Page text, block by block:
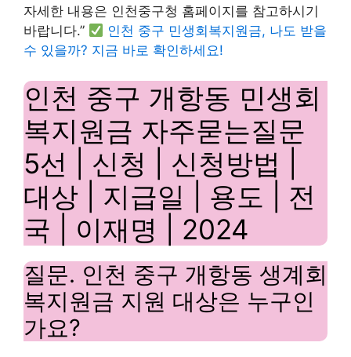
자세한 내용은 인천중구청 홈페이지를 참고하시기
바랍니다.”
인천 중구 민생회복지원금, 나도 받을
수 있을까? 지금 바로 확인하세요!
인천 중구 개항동 민생회
복지원금 자주묻는질문
5선 | 신청 | 신청방법 |
대상 | 지급일 | 용도 | 전
국 | 이재명 | 2024
질문. 인천 중구 개항동 생계회
복지원금 지원 대상은 누구인
가요?